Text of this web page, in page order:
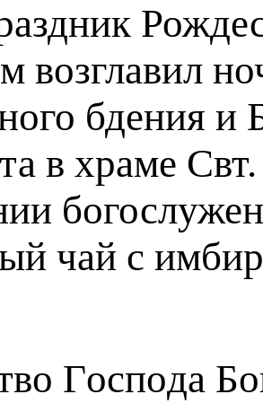
возглавил
бдения
в храме
чай с
Гocпoдa